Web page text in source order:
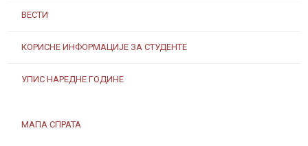
ВЕСТИ
КОРИСНЕ ИНФОРМАЦИЈЕ ЗА СТУДЕНТЕ
УПИС НАРЕДНЕ ГОДИНЕ
МАПА СПРАТА